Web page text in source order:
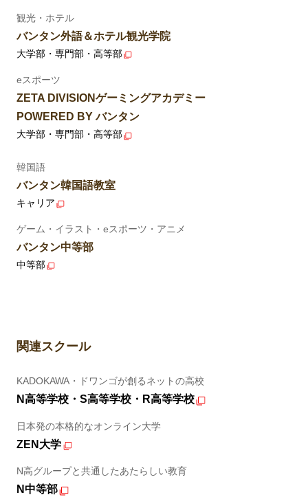
観光・ホテル
バンタン外語＆ホテル観光学院
大学部・専門部・高等部
eスポーツ
ZETA DIVISIONゲーミングアカデミー
POWERED BY バンタン
大学部・専門部・高等部
韓国語
バンタン韓国語教室
キャリア
ゲーム・イラスト・eスポーツ・アニメ
バンタン中等部
中等部
関連スクール
KADOKAWA・ドワンゴが創るネットの高校
N高等学校・S高等学校・R高等学校
日本発の本格的なオンライン大学
ZEN大学
N高グループと共通したあたらしい教育
N中等部